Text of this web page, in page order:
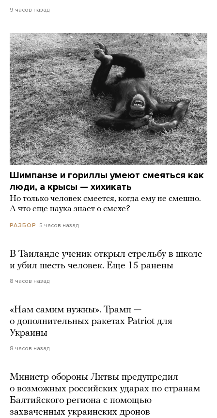
9 часов назад
Шимпанзе и гориллы умеют смеяться как
люди, а крысы — хихикать
Но только человек смеется, когда ему не смешно.
А что еще наука знает о смехе?
РАЗБОР 5 часов назад
В Таиланде ученик открыл стрельбу в школе
и убил шесть человек. Еще 15 ранены
8 часов назад
«Нам самим нужны». Трамп —
о дополнительных ракетах Patriot для
Украины
8 часов назад
Министр обороны Литвы предупредил
о возможных российских ударах по странам
Балтийского региона с помощью
захваченных украинских дронов